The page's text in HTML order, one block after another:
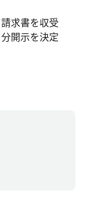
求書を収受
開示を決定